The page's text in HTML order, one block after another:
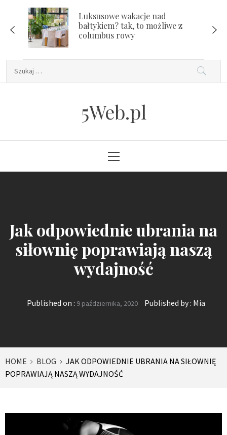
content
Luksusowe wakacje nad
bałtykiem? tak, to możliwe z
columbus rowy
5Web.pl
Menu
Jak odpowiednie ubrania na
siłownię poprawiają naszą
wydajność
Published on : 9 października, 2020 Published by : Mia
HOME BLOG
JAK ODPOWIEDNIE UBRANIA NA SIŁOWNIĘ
POPRAWIAJĄ NASZĄ WYDAJNOŚĆ